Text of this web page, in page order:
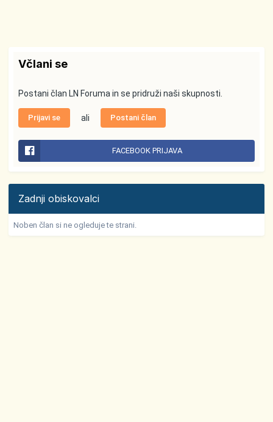
Včlani se
Postani član LN Foruma in se pridruži naši skupnosti.
Prijavi se ali Postani član
FACEBOOK PRIJAVA
Zadnji obiskovalci
Noben član si ne ogleduje te strani.